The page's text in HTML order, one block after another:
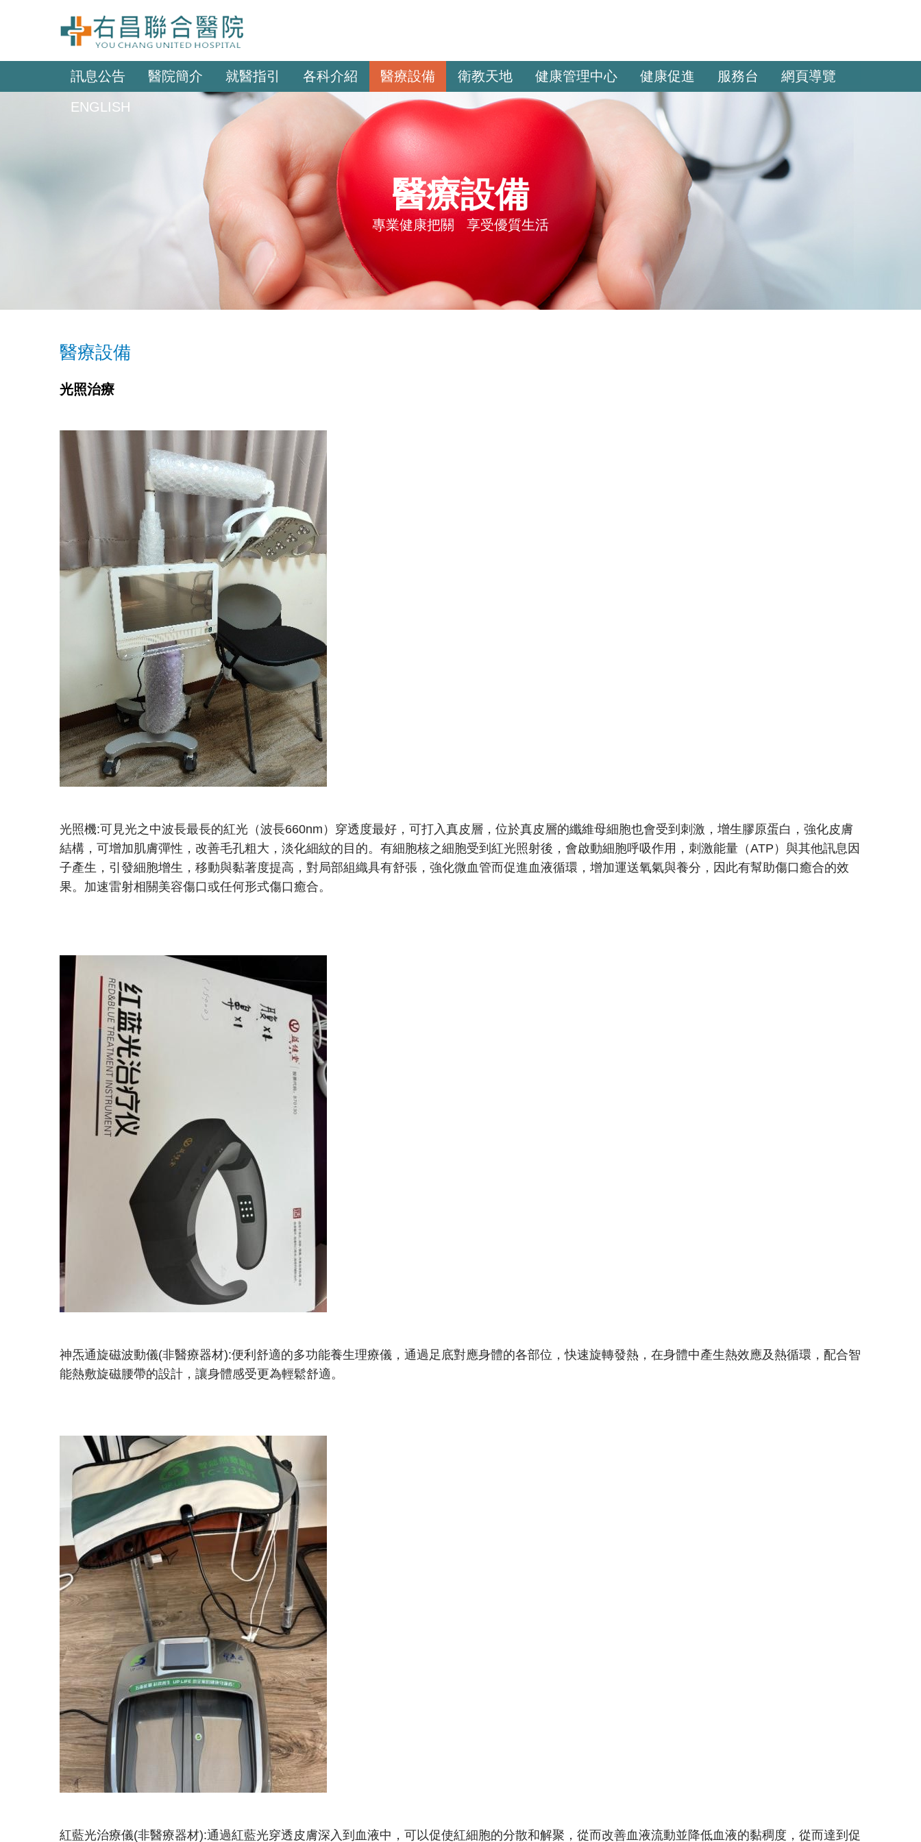
訊息公告 醫院簡介 就醫指引 各科介紹 醫療設備 衛教天地 健康管理中心 健康促進 服務台 網頁導覽
ENGLISH
醫療設備
專業健康把關 享受優質生活
醫療設備
光照治療
光照機:可見光之中波長最長的紅光（波長660nm）穿透度最好，可打入真皮層，位於真皮層的纖維母細胞也會受到刺激，增生膠原蛋白，強化皮膚
結構，可增加肌膚彈性，改善毛孔粗大，淡化細紋的目的。有細胞核之細胞受到紅光照射後，會啟動細胞呼吸作用，刺激能量（ATP）與其他訊息因
子產生，引發細胞增生，移動與黏著度提高，對局部組織具有舒張，強化微血管而促進血液循環，增加運送氧氣與養分，因此有幫助傷口癒合的效
果。加速雷射相關美容傷口或任何形式傷口癒合。
神炁通旋磁波動儀(非醫療器材):便利舒適的多功能養生理療儀，通過足底對應身體的各部位，快速旋轉發熱，在身體中產生熱效應及熱循環，配合智
能熱敷旋磁腰帶的設計，讓身體感受更為輕鬆舒適。
紅藍光治療儀(非醫療器材):通過紅藍光穿透皮膚深入到血液中，可以促使紅細胞的分散和解聚，從而改善血液流動並降低血液的黏稠度，從而達到促